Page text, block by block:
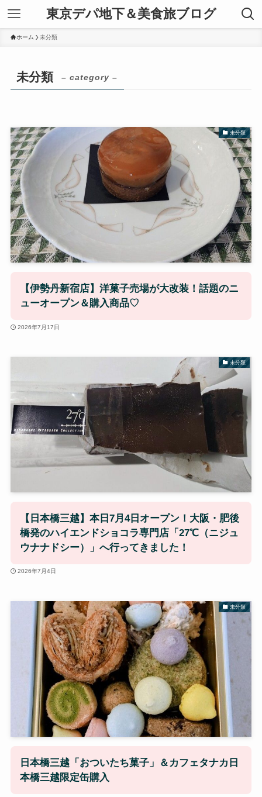
東京デパ地下＆美食旅ブログ
ホーム 未分類
未分類 – category –
未分類
【伊勢丹新宿店】洋菓子売場が大改装！話題のニ
ューオープン＆購入商品♡
2026年7月17日
未分類
【日本橋三越】本日7月4日オープン！大阪・肥後
橋発のハイエンドショコラ専門店「27℃（ニジュ
ウナナドシー）」へ行ってきました！
2026年7月4日
未分類
日本橋三越「おついたち菓子」＆カフェタナカ日
本橋三越限定缶購入